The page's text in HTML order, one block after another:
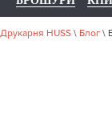
Друкарня HUSS \ Блог \